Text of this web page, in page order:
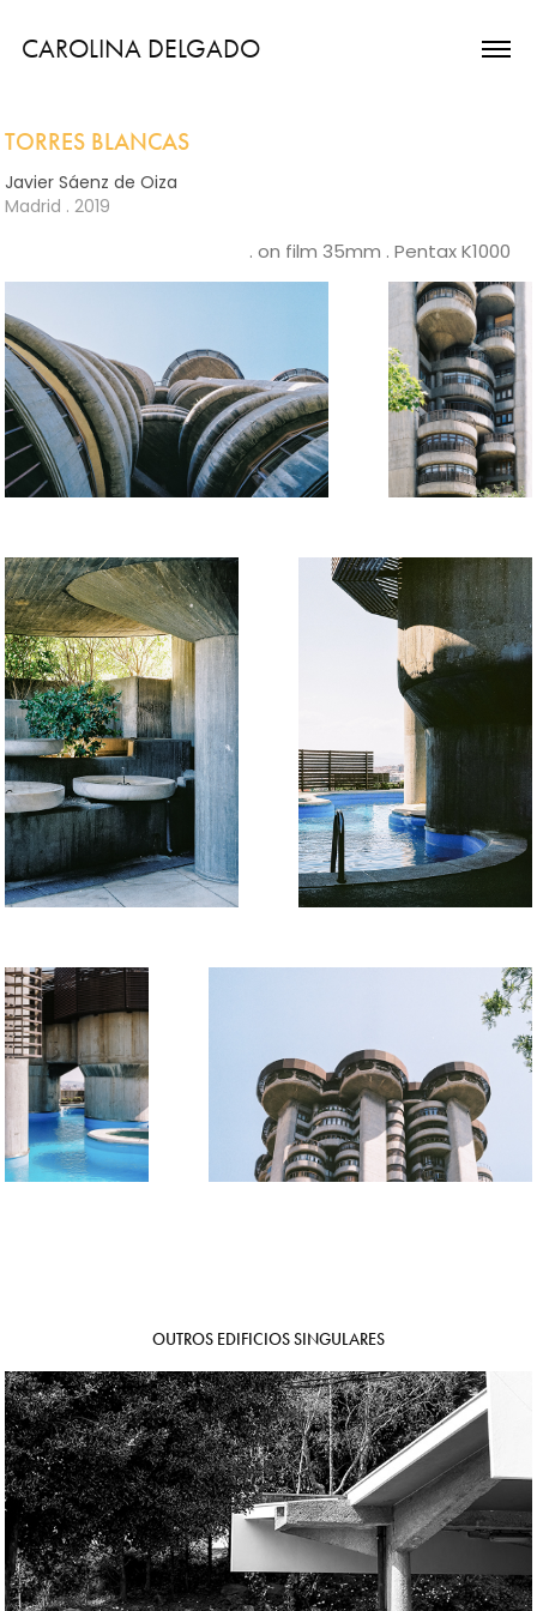
CAROLINA DELGADO
TORRES BLANCAS
Javier Sáenz de Oiza
Madrid . 2019
. on film 35mm . Pentax K1000
OUTROS EDIFICIOS SINGULARES
MERCADO SANTA MARIA DA FEIRA